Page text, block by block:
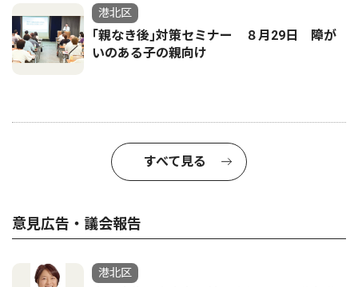
港北区
｢親なき後｣対策セミナー ８月29日 障が
いのある子の親向け
すべて見る
意見広告・議会報告
港北区